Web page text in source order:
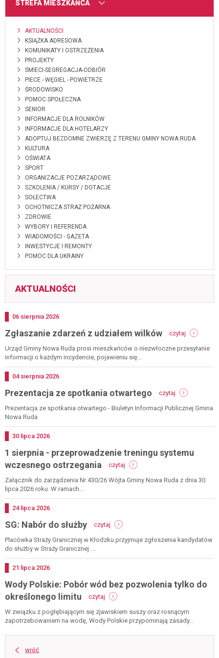
MENU
STREFA MIESZKAŃCA
AKTUALNOŚCI
KSIĄŻKA ADRESOWA
KOMUNIKATY I OSTRZEŻENIA
PROJEKTY
ŚMIECI-SEGREGACJA-ODBIÓR
PIECE - WĘGIEL - POWIETRZE
ŚRODOWISKO
POMOC SPOŁECZNA
SENIOR
INFORMACJE DLA ROLNIKÓW
INFORMACJE DLA HOTELARZY
ADOPTUJ BEZDOMNE ZWIERZĘ Z TERENU GMINY NOWA RUDA
KULTURA
OŚWIATA
SPORT
ORGANIZACJE POZARZĄDOWE
SZKOLENIA / KURSY / DOTACJE
SOŁECTWA
OCHOTNICZA STRAŻ POŻARNA
ZDROWIE
WYBORY I REFERENDA
WIADOMOŚCI - GAZETA
INWESTYCJE I REMONTY
POMOC DLA UKRAINY
AKTUALNOŚCI
Dodano
06 sierpnia 2026
Zgłaszanie zdarzeń z udziałem wilków czytaj
zgłaszanie
zdarzeń
Urząd Gminy Nowa Ruda prosi mieszkańców o niezwłoczne przesyłanie
informacji o każdym incydencie, pojawieniu się...
Dodano
04 sierpnia 2026
Prezentacja ze spotkania otwartego czytaj
prezentacja
ze
Prezentacja ze spotkania otwartego - Biuletyn Informacji Publicznej Gmina
Nowa Ruda
Dodano
30 lipca 2026
1 sierpnia - przeprowadzenie treningu systemu
wczesnego ostrzegania
czytaj
sierpnia
Załącznik do zarządzenia Nr 430/26 Wójta Gminy Nowa Ruda z dnia 30
lipca 2026 roku. W ramach...
Dodano
24 lipca 2026
SG: Nabór do służby czytaj
sg:
nabór
Placówka Straży Granicznej w Kłodzku przyjmuje zgłoszenia kandydatów
do służby w Straży Granicznej. ...
Dodano
21 lipca 2026
Wody Polskie: Pobór wód bez pozwolenia tylko do
określonego limitu
czytaj
wody
polskie:
pobór
bez
W związku z pogłębiającym się zjawiskiem suszy oraz rosnącym
zapotrzebowaniem na wodę, Wody Polskie przypominają zasady...
wróć